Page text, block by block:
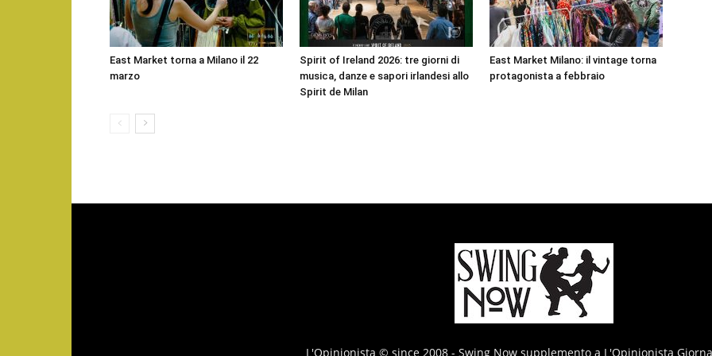
East Market torna a Milano il 22
marzo
Spirit of Ireland 2026: tre giorni di
musica, danze e sapori irlandesi allo
Spirit de Milan
East Market Milano: il vintage torna
protagonista a febbraio
L'Opinionista © since 2008 - Swing Now supplemento a L'Opinionista